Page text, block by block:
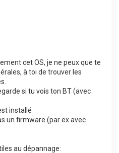
cet OS, je ne peux que te
à toi de trouver les
si tu vois ton BT (avec
installé
un firmware (par ex avec
au dépannage: